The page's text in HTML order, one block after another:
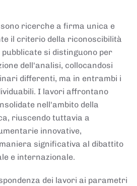
ricerche a firma unica e
il criterio della riconoscibilità
si distinguono per
dell'analisi, collocandosi
differenti, ma in entrambi i
I lavori affrontano
nell'ambito della
riuscendo tuttavia a
innovative,
significativa al dibattito
e internazionale.
dei lavori ai parametri